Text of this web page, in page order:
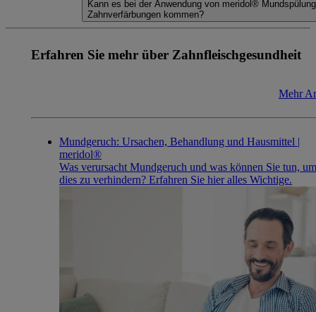
Kann es bei der Anwendung von meridol®
Zahnverfärbungen kommen?
Erfahren Sie mehr über Zahnfleischgesundheit
Mehr
Mundgeruch: Ursachen, Behandlung und Hausmittel |
meridol®
Was verursacht Mundgeruch und was können Sie tun, um
dies zu verhindern? Erfahren Sie hier alles Wichtige.